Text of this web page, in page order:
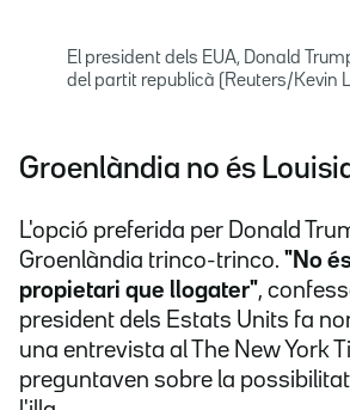
El president dels EUA, Donald
del partit republicà (Reuters/Kevin
Groenlàndia no és
L'opció preferida per Donald
Groenlàndia trinco-trinco. "No
propietari que llogater",
president dels Estats Units fa
una entrevista al The New York
preguntaven sobre la